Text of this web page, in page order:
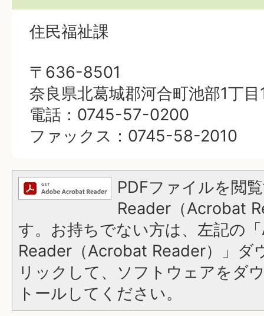
住民福祉課
〒636-8501
奈良県北葛城郡河合町池部1丁目
電話：0745-57-0200
ファックス：0745-58-2010
PDFファイルを閲
Reader（Acrobat
す。お持ちでない方は、左記の
Reader（Acrobat Reader）」ダ
リックして、ソフトウェアをダ
トールしてください。